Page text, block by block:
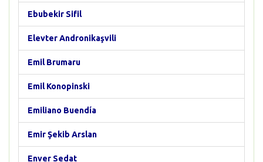
Ebubekir Sifil
Elevter Andronikaşvili
Emil Brumaru
Emil Konopinski
Emiliano Buendía
Emir Şekib Arslan
Enver Sedat